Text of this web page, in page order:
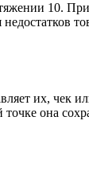
10.
их,
она